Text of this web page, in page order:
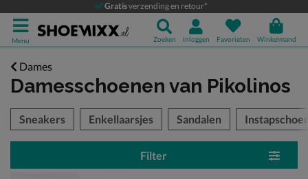
Gratisverzending en retour*
Menu Zoeken Inloggen Favorieten Winkelmand
Dames
Damesschoenen van Pikolinos
over
Sneakers Enkellaarsjes Sandalen
Filter